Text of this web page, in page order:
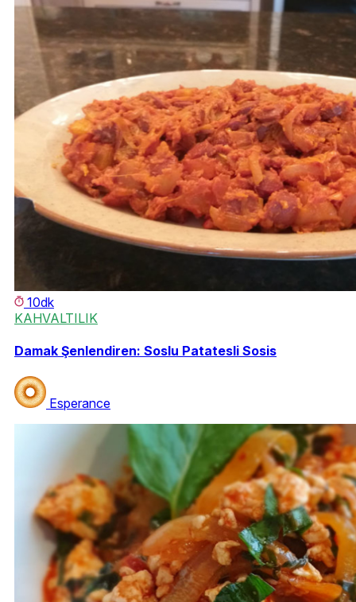
10dk
KAHVALTILIK
Damak Şenlendiren: Soslu Patatesli Sosis
Esperance